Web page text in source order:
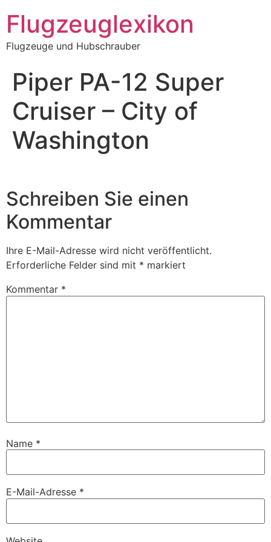
Inhalt
springen
Flugzeuglexikon
Flugzeuge und Hubschrauber
Piper PA-12 Super
Cruiser – City of
Washington
Schreiben Sie einen
Kommentar
Ihre E-Mail-Adresse wird nicht veröffentlicht.
Erforderliche Felder sind mit * markiert
Kommentar *
Name *
E-Mail-Adresse *